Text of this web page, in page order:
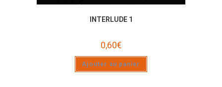
INTERLUDE 1
0,60€
Ajouter au panier